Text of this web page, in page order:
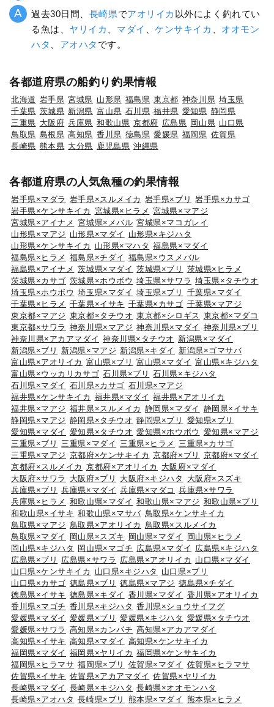
過去30日間、 長崎県でアオリイカ 以外によく釣れてい
る魚は、 ヤリイカ マダイ 、ケンサキイカ
オオモン
ハタ
アオハタ です。
各都道府県の船釣り釣果情報
北海道 岩手県 宮城県 山形県 福島県 東京都 神奈川県 埼玉県
千葉県 茨城県 新潟県 富山県 石川県 福井県 愛知県 静岡県
三重県 大阪府 兵庫県 和歌山県 京都府 広島県 岡山県 山口県
鳥取県 島根県 高知県 香川県 徳島県 愛媛県 福岡県 佐賀県
長崎県 熊本県 大分県 鹿児島県 沖縄県
各都道府県の人気魚種の釣果情報
岩手県×マダラ 岩手県×スルメイカ 岩手県×ブリ
岩手県×カサゴ
岩手県×ケンサキイカ 宮城県×ヒラメ 宮城県×マアジ
宮城県×アイナメ 宮城県×メバル 宮城県×マコガレイ
山形県×マアジ 山形県×マダイ
山形県×キジハタ
山形県×ケンサキイカ
山形県×マハタ 福島県×マダイ
福島県×ヒラメ 福島県×チダイ 福島県×ウスメバル
福島県×アイナメ 茨城県×マダイ 茨城県×ブリ
茨城県×ヒラメ
茨城県×カサゴ 茨城県×ホウボウ 埼玉県×サワラ 埼玉県×タチウオ
埼玉県×ホウボウ 埼玉県×マダイ 埼玉県×ブリ
千葉県×マダイ
千葉県×ヒラメ 千葉県×イサキ 千葉県×カサゴ 千葉県×マアジ
東京都×マアジ 東京都×タチウオ 東京都×シロギス 東京都×マダコ
東京都×サワラ 神奈川県×マアジ 神奈川県×マダイ 神奈川県×ブリ
神奈川県×アカアマダイ 神奈川県×タチウオ 新潟県×マダイ
新潟県×ブリ
新潟県×マアジ 新潟県×キダイ
新潟県×ゴマサバ
富山県×アオリイカ 富山県×ブリ 富山県×マダイ 富山県×キジハタ
富山県×ウッカリカサゴ 石川県×ブリ
石川県×キジハタ
石川県×マダイ 石川県×カサゴ 石川県×マアジ
福井県×ケンサキイカ 福井県×マダイ 福井県×アオリイカ
福井県×マアジ 福井県×スルメイカ 静岡県×マダイ 静岡県×イサキ
静岡県×マアジ 静岡県×タチウオ 静岡県×ブリ
愛知県×ブリ
愛知県×マダイ 愛知県×タチウオ 愛知県×ホウボウ 愛知県×マアジ
三重県×ブリ
三重県×マダイ 三重県×ヒラメ
三重県×カサゴ
三重県×マアジ 京都府×ケンサキイカ 京都府×ブリ
京都府×マダイ
京都府×スルメイカ 京都府×アオリイカ
大阪府×マダイ
大阪府×サワラ
大阪府×ブリ 大阪府×キジハタ
大阪府×スズキ
兵庫県×ブリ
兵庫県×マダイ 兵庫県×マダコ
兵庫県×サワラ
兵庫県×ヒラメ 和歌山県×マダイ 和歌山県×マアジ 和歌山県×ブリ
和歌山県×イサキ 和歌山県×マサバ 鳥取県×ケンサキイカ
鳥取県×マアジ 鳥取県×アオリイカ
鳥取県×スルメイカ
鳥取県×マダイ
岡山県×スズキ 岡山県×マダイ
岡山県×ヒラメ
岡山県×キジハタ 岡山県×マゴチ 広島県×マダイ 広島県×キジハタ
広島県×ブリ
広島県×サワラ 広島県×アオリイカ 山口県×マダイ
山口県×ケンサキイカ
山口県×キジハタ
山口県×ブリ
山口県×カサゴ 徳島県×ブリ 徳島県×マアジ 徳島県×チダイ
徳島県×イサキ 徳島県×キダイ 香川県×マダイ 香川県×アオリイカ
香川県×マゴチ 香川県×キジハタ 香川県×ショウサイフグ
愛媛県×マダイ 愛媛県×ブリ 愛媛県×キジハタ 愛媛県×タチウオ
愛媛県×サワラ 高知県×カンパチ 高知県×アカアマダイ
高知県×イサキ 高知県×マダイ 高知県×ケンサキイカ
福岡県×マダイ 福岡県×ヤリイカ 福岡県×ケンサキイカ
福岡県×ヒラマサ 福岡県×ブリ 佐賀県×マダイ 佐賀県×ヒラマサ
佐賀県×イサキ 佐賀県×アカアマダイ 佐賀県×ヤリイカ
長崎県×マダイ 長崎県×キジハタ 長崎県×オオモンハタ
長崎県×アオハタ 長崎県×ブリ 熊本県×マダイ 熊本県×ヒラメ